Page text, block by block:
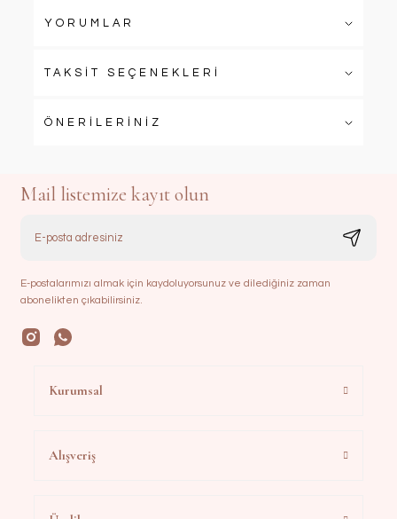
YORUMLAR
TAKSİT SEÇENEKLERİ
ÖNERİLERİNİZ
Mail listemize kayıt olun
E-postalarımızı almak için kaydoluyorsunuz ve dilediğiniz zaman
abonelikten çıkabilirsiniz.
Kurumsal
Alışveriş